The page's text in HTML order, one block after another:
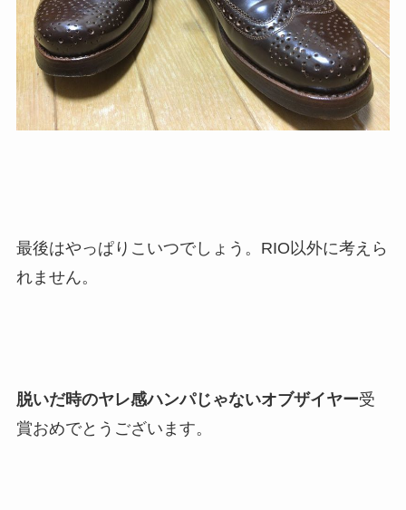
最後はやっぱりこいつでしょう。RIO以外に考えら
れません。
脱いだ時のヤレ感ハンパじゃないオブザイヤー受
賞おめでとうございます。